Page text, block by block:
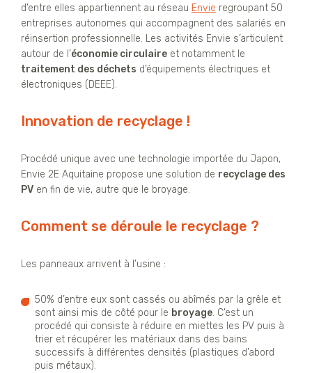
d’entre elles appartiennent au réseau Envie regroupant 50
entreprises autonomes qui accompagnent des salariés en
réinsertion professionnelle. Les activités Envie s’articulent
autour de l’économie circulaire et notamment le
traitement des déchets d’équipements électriques et
électroniques (DEEE).
Innovation de recyclage !
Procédé unique avec une technologie importée du Japon,
Envie 2E Aquitaine propose une solution de recyclage des
PV en fin de vie, autre que le broyage.
Comment se déroule le recyclage ?
Les panneaux arrivent à l’usine :
50% d’entre eux sont cassés ou abîmés par la grêle et
sont ainsi mis de côté pour le broyage. C’est un
procédé qui consiste à réduire en miettes les PV puis à
trier et récupérer les matériaux dans des bains
successifs à différentes densités (plastiques d’abord
puis métaux).